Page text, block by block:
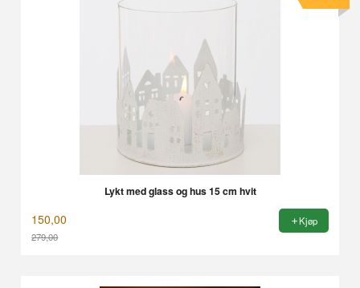
Lykt med glass og hus 15 cm hvit
150,00
279,00
Kjøp